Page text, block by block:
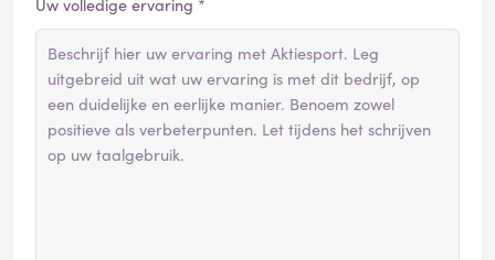
Uw volledige ervaring *